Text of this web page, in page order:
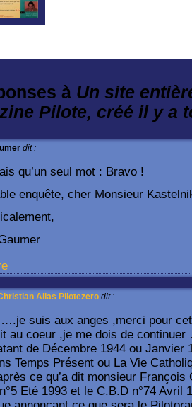
à Un site
Pilote, créé il y a
dit :
qu’un seul mot : Bravo !
enquête, cher Monsieur
Alias Pilotezero dit :
suis aux anges ,merci pour
au coeur ,je me dois de
de Décembre 1944 ou Janvier
Temps Présent ou La Vie
ce qu’a dit monsieur François
Eté 1993 et le C.B.D n°74 Avril